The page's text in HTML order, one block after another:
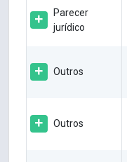
Parecer
jurídico
Outros
Outros